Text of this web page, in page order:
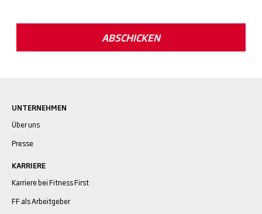
ABSCHICKEN
UNTERNEHMEN
Über uns
Presse
KARRIERE
Karriere bei Fitness First
FF als Arbeitgeber